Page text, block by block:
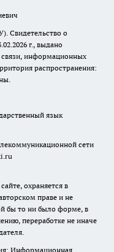
Свидетельство о
г., выдано
информационных
распространения:
язык
сети
охраняется в
праве и не
бы то ни было форме, в
переработке не иначе
Информационная